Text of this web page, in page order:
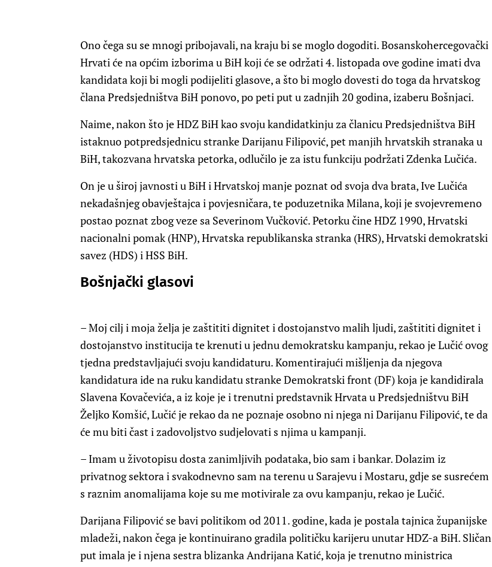
Ono čega su se mnogi pribojavali, na kraju bi se moglo dogoditi. Bosanskohercegovački
Hrvati će na općim izborima u BiH koji će se održati 4. listopada ove godine imati dva
kandidata koji bi mogli podijeliti glasove, a što bi moglo dovesti do toga da hrvatskog
člana Predsjedništva BiH ponovo, po peti put u zadnjih 20 godina, izaberu Bošnjaci.
Naime, nakon što je HDZ BiH kao svoju kandidatkinju za članicu Predsjedništva BiH
istaknuo potpredsjednicu stranke Darijanu Filipović, pet manjih hrvatskih stranaka u
BiH, takozvana hrvatska petorka, odlučilo je za istu funkciju podržati Zdenka Lučića.
On je u široj javnosti u BiH i Hrvatskoj manje poznat od svoja dva brata, Ive Lučića
nekadašnjeg obavještajca i povjesničara, te poduzetnika Milana, koji je svojevremeno
postao poznat zbog veze sa Severinom Vučković. Petorku čine HDZ 1990, Hrvatski
nacionalni pomak (HNP), Hrvatska republikanska stranka (HRS), Hrvatski demokratski
savez (HDS) i HSS BiH.
Bošnjački glasovi
– Moj cilj i moja želja je zaštititi dignitet i dostojanstvo malih ljudi, zaštititi dignitet i
dostojanstvo institucija te krenuti u jednu demokratsku kampanju, rekao je Lučić ovog
tjedna predstavljajući svoju kandidaturu. Komentirajući mišljenja da njegova
kandidatura ide na ruku kandidatu stranke Demokratski front (DF) koja je kandidirala
Slavena Kovačevića, a iz koje je i trenutni predstavnik Hrvata u Predsjedništvu BiH
Željko Komšić, Lučić je rekao da ne poznaje osobno ni njega ni Darijanu Filipović, te da
će mu biti čast i zadovoljstvo sudjelovati s njima u kampanji.
– Imam u životopisu dosta zanimljivih podataka, bio sam i bankar. Dolazim iz
privatnog sektora i svakodnevno sam na terenu u Sarajevu i Mostaru, gdje se susrećem
s raznim anomalijama koje su me motivirale za ovu kampanju, rekao je Lučić.
Darijana Filipović se bavi politikom od 2011. godine, kada je postala tajnica županijske
mladeži, nakon čega je kontinuirano gradila političku karijeru unutar HDZ-a BiH. Sličan
put imala je i njena sestra blizanka Andrijana Katić, koja je trenutno ministrica